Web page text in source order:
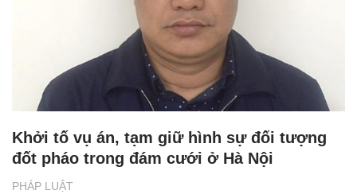
PHÁP LUẬT
Khởi tố vụ án, tạm giữ hình sự đối tượng
đốt pháo trong đám cưới ở Hà Nội